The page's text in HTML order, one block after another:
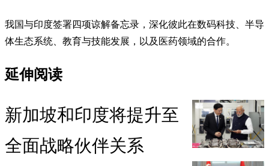
我国与印度签署四项谅解备忘录，深化彼此在数码科技、半导
体生态系统、教育与技能发展，以及医药领域的合作。
延伸阅读
新加坡和印度将提升至
全面战略伙伴关系